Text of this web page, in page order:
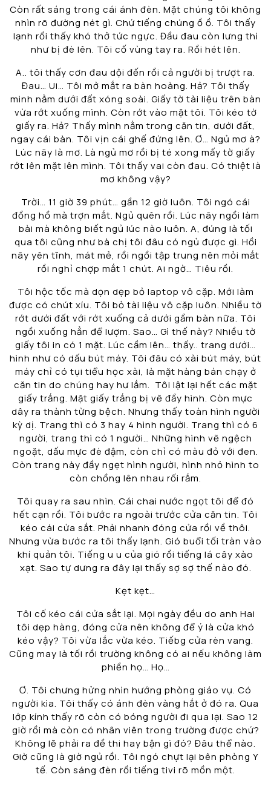
Còn rất sáng trong cái ánh đèn. Mặt chúng tôi không
nhìn rõ đường nét gì. Chứ tiếng chúng ồ ồ. Tôi thấy
lạnh rồi thấy khó thở tức ngực. Đầu đau còn lưng thì
như bị đè lên. Tôi cố vùng tay ra. Rồi hét lên.
A.. tôi thấy cơn đau dội đến rồi cả người bị trượt ra.
Đau… Ui… Tôi mở mắt ra bàn hoàng. Hả? Tôi thấy
mình nằm dưới đất xóng soài. Giấy tờ tài liệu trên bàn
vừa rớt xuống mình. Còn rớt vào mặt tôi. Tôi kéo tờ
giấy ra. Hả? Thấy mình nằm trong căn tin, dưới đất,
ngay cái bàn. Tôi vịn cái ghế đứng lên. Ơ… Ngủ mơ à?
Lúc nãy là mơ. Là ngủ mơ rồi bị té xong mấy tờ giấy
rớt lên mặt lên mình. Tôi thấy vai còn đau. Có thiệt là
mơ không vậy?
Trời… 11 giờ 39 phút… gần 12 giờ luôn. Tôi ngó cái
đồng hồ mà trợn mắt. Ngủ quên rồi. Lúc nãy ngồi làm
bài mà không biết ngủ lúc nào luôn. A, đúng là tối
qua tôi cũng như bà chị tôi đâu có ngủ được gì. Hồi
nãy yên tĩnh, mát mẻ, rồi ngồi tập trung nên mỏi mắt
rồi nghỉ chợp mắt 1 chút. Ai ngờ… Tiêu rồi.
Tôi hộc tốc mà dọn dẹp bỏ laptop vô cặp. Mới làm
được có chút xíu. Tôi bỏ tài liệu vô cặp luôn. Nhiều tờ
rớt dưới đất với rớt xuống cả dưới gầm bàn nữa. Tôi
ngồi xuống hẳn để lượm. Sao… Gì thế này? Nhiều tờ
giấy tôi in có 1 mặt. Lúc cầm lên… thấy.. trang dưới…
hình như có dấu bút máy. Tôi đâu có xài bút máy, bút
máy chỉ có tụi tiểu học xài, là mặt hàng bán chạy ở
căn tin do chúng hay hư lắm. Tôi lật lại hết các mặt
giấy trắng. Mặt giấy trắng bị vẽ đầy hình. Còn mực
dây ra thành từng bệch. Nhưng thấy toàn hình người
kỳ dị. Trang thì có 3 hay 4 hình người. Trang thì có 6
người, trang thì có 1 người… Những hình vẽ ngệch
ngoặt, dấu mực đè đậm, còn chỉ có màu đỏ với đen.
Còn trang này đầy ngẹt hình người, hình nhỏ hình to
còn chồng lên nhau rối rắm.
Tôi quay ra sau nhìn. Cái chai nước ngọt tôi để đó
hết cạn rồi. Tôi bước ra ngoài trước cửa căn tin. Tôi
kéo cái cửa sắt. Phải nhanh đóng cửa rồi về thôi.
Nhưng vừa bước ra tôi thấy lạnh. Gió buổi tối tràn vào
khí quản tôi. Tiếng u u của gió rồi tiếng lá cây xào
xạt. Sao tự dưng ra đây lại thấy sợ sợ thế nào đó.
Kẹt kẹt…
Tôi cố kéo cái cửa sắt lại. Mọi ngày đều do anh Hai
tôi dẹp hàng, đóng cửa nên không để ý là cửa khó
kéo vậy? Tôi vừa lắc vừa kéo. Tiếbg cửa rèn vang.
Cũng may là tối rồi trường không có ai nếu không làm
phiền họ… Họ…
Ơ. Tôi chưng hửng nhìn hướng phòng giáo vụ. Có
người kìa. Tôi thấy có ánh đèn vàng hắt ở đó ra. Qua
lớp kính thấy rõ còn có bóng người đi qua lại. Sao 12
giờ rồi mà còn có nhân viên trong trường được chứ?
Không lẽ phải ra đề thi hay bận gì đó? Đâu thể nào.
Giờ cũng là giờ ngủ rồi. Tôi ngó chựt lại bên phòng Y
tế. Còn sáng đèn rồi tiếng tivi rõ mồn một.